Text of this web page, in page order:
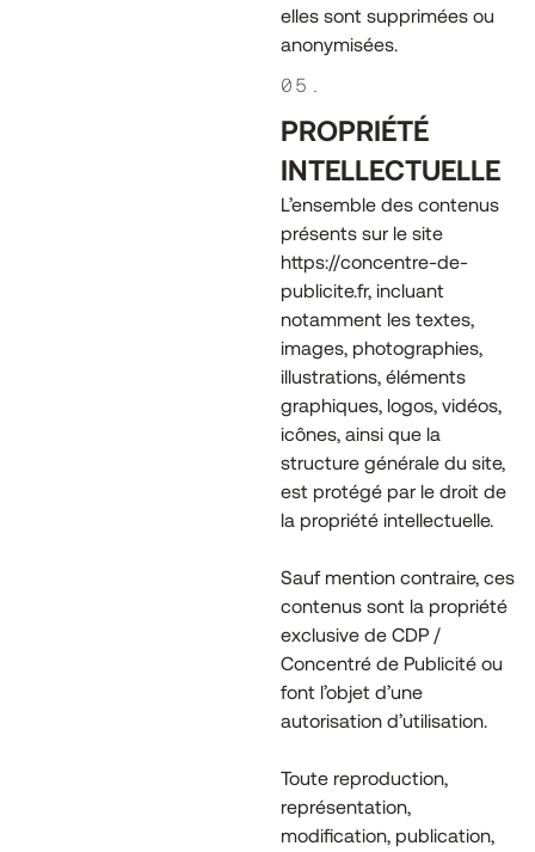
elles sont supprimées ou
anonymisées.
05.
PROPRIÉTÉ
INTELLECTUELLE
L’ensemble des contenus
présents sur le site
https://concentre-de-
publicite.fr, incluant
notamment les textes,
images, photographies,
illustrations, éléments
graphiques, logos, vidéos,
icônes, ainsi que la
structure générale du site,
est protégé par le droit de
la propriété intellectuelle.
Sauf mention contraire, ces
contenus sont la propriété
exclusive de CDP /
Concentré de Publicité ou
font l’objet d’une
autorisation d’utilisation.
Toute reproduction,
représentation,
modification, publication,